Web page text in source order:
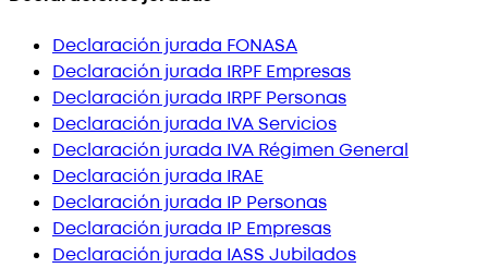
Declaración jurada FONASA
Declaración jurada IRPF Empresas
Declaración jurada IRPF Personas
Declaración jurada IVA Servicios
Declaración jurada IVA Régimen General
Declaración jurada IRAE
Declaración jurada IP Personas
Declaración jurada IP Empresas
Declaración jurada IASS Jubilados